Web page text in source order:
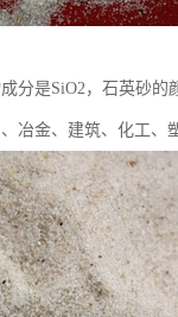
是SiO2，石英砂的
冶金、建筑、化工、